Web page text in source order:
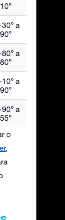
a
a
a
a
o
,